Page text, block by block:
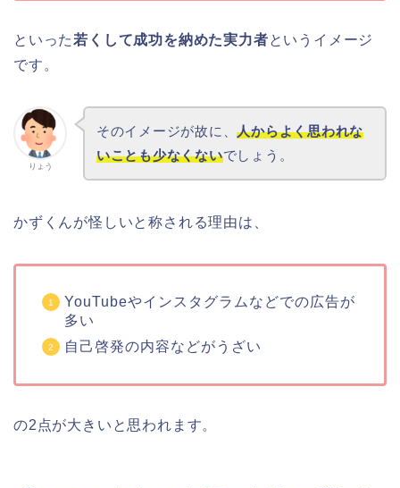
といった若くして成功を納めた実力者というイメージ
です。
りょう
そのイメージが故に、人からよく思われな
いことも少なくないでしょう。
かずくんが怪しいと称される理由は、
YouTubeやインスタグラムなどでの広告が
多い
自己啓発の内容などがうざい
の2点が大きいと思われます。